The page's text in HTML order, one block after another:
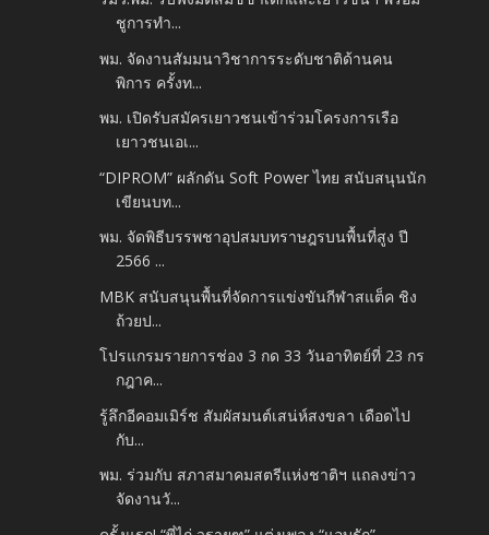
ชูการทำ...
พม. จัดงานสัมมนาวิชาการระดับชาติด้านคน
พิการ ครั้งท...
พม. เปิดรับสมัครเยาวชนเข้าร่วมโครงการเรือ
เยาวชนเอเ...
“DIPROM” ผลักดัน Soft Power ไทย สนับสนุนนัก
เขียนบท...
พม. จัดพิธีบรรพชาอุปสมบทราษฎรบนพื้นที่สูง ปี
2566 ...
MBK สนับสนุนพื้นที่จัดการแข่งขันกีฬาสแต็ค ชิง
ถ้วยป...
โปรแกรมรายการช่อง 3 กด 33 วันอาทิตย์ที่ 23 กร
กฎาค...
รู้ลึกอีคอมเมิร์ช สัมผัสมนต์เสน่ห์สงขลา เดือดไป
กับ...
พม. ร่วมกับ สภาสมาคมสตรีแห่งชาติฯ แถลงข่าว
จัดงานวั...